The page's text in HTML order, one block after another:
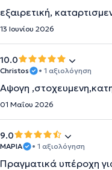
εξαιρετική,
13 Ιουνίου 2026
10.0
Christos • 1 αξιολόγηση
Αψογη
01 Μαΐου 2026
9.0
ΜΑΡΊΑ • 1 αξιολόγηση
Πραγματικά υπέροχη